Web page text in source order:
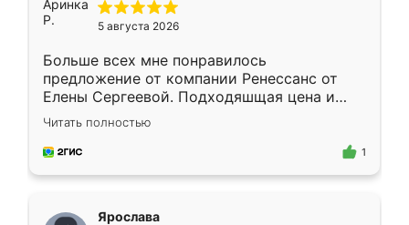
5 августа 2026
Больше всех мне понравилось
предложение от компании Ренессанс от
Елены Сергеевой. Подходяшщая цена и
короткие сроки изготовления. Приехавший
для замера сотрудник Владислав
предложил по моему эскизу самый
Читать полностью
1
Ярослава